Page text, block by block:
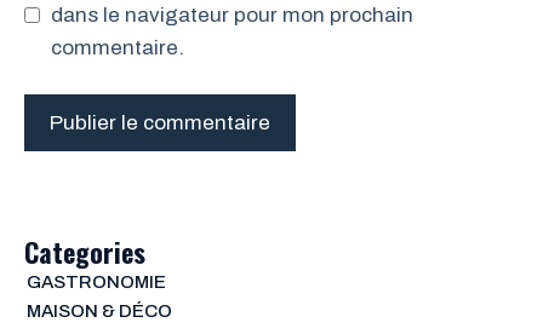
dans le navigateur pour mon prochain
commentaire.
Categories
GASTRONOMIE
MAISON & DÉCO